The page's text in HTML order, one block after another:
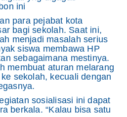
ini
para pejabat kota
bagi sekolah. Saat ini,
menjadi masalah serius
siswa membawa HP
sebagaimana mestinya.
membuat aturan melarang
sekolah, kecuali dengan
sosialisasi ini dapat
berkala. “Kalau bisa satu